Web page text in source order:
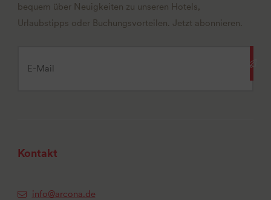
bequem über Neuigkeiten zu unseren Hotels,
Urlaubstipps oder Buchungsvorteilen. Jetzt abonnieren.
Kontakt
info@arcona.de